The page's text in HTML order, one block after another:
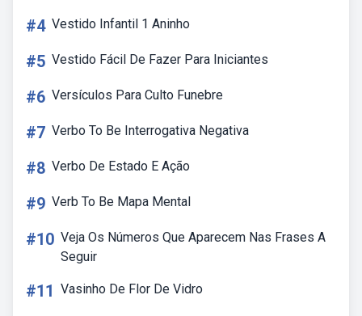
#4 Vestido Infantil 1 Aninho
#5 Vestido Fácil De Fazer Para Iniciantes
#6 Versículos Para Culto Funebre
#7 Verbo To Be Interrogativa Negativa
#8 Verbo De Estado E Ação
#9 Verb To Be Mapa Mental
#10 Veja Os Números Que Aparecem Nas Frases A
Seguir
#11 Vasinho De Flor De Vidro